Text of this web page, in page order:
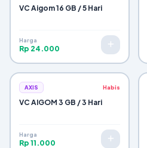
VC Aigom 16 GB / 5 Hari
Harga
Rp 24.000
AXIS Habis
VC AIGOM 3 GB / 3 Hari
Harga
Rp 11.000